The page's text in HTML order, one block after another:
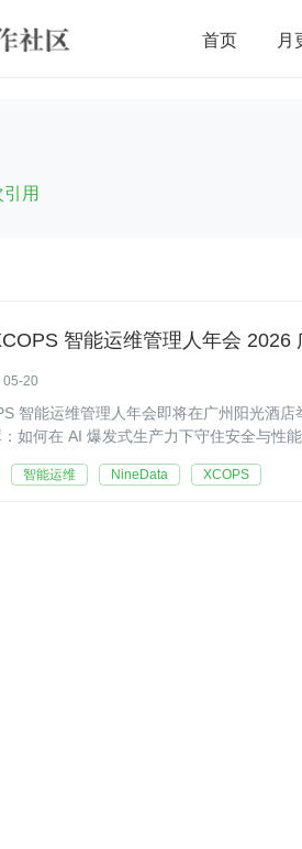
首页 月
引用
智能运维管理人年会 2026
05-20
智能运维管理人年会即将在广州阳光酒
如何在 AI 爆发式生产力下守住安全与性能
智能运维 NineData XCOPS